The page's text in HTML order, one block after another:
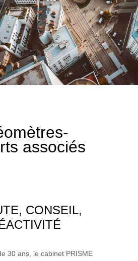
associés
CONSEIL,
30 ans, le cabinet PRISME